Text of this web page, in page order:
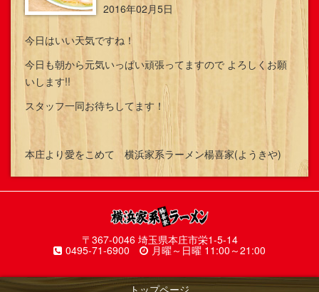
2016年02月5日
今日はいい天気ですね！
今日も朝から元気いっぱい頑張ってますので よろしくお願
いします!!
スタッフ一同お待ちしてます！
本庄より愛をこめて 横浜家系ラーメン楊喜家(ようきや)
〒367-0046 埼玉県本庄市栄1-5-14
0495-71-6900 月曜～日曜 11:00～21:00
トップページ